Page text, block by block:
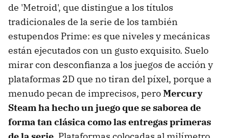
de 'Metroid', que distingue a los títulos
tradicionales de la serie de los también
estupendos Prime: es que niveles y mecánicas
están ejecutados con un gusto exquisito. Suelo
mirar con desconfianza a los juegos de acción y
plataformas 2D que no tiran del píxel, porque a
menudo pecan de imprecisos, peroMercury
Steam ha hecho un juego que se saborea de
forma tan clásica como las entregas primeras